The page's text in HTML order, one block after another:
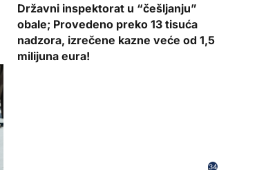
Državni inspektorat u “češljanju”
obale; Provedeno preko 13 tisuća
nadzora, izrečene kazne veće od 1,5
milijuna eura!
34